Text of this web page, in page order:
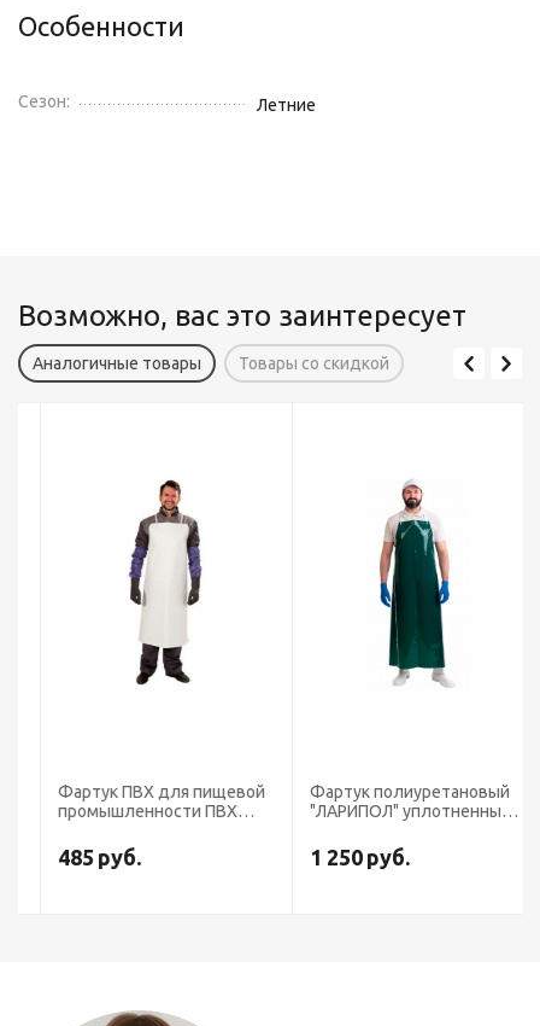
Особенности
Сезон: Летние
Возможно, вас это заинтересует
Аналогичные товары Товары со скидкой
Фартук ПВХ для пищевой
промышленности ПВХ
485руб.
Фартук полиуретановый
"ЛАРИПОЛ" уплотненный
0,3мм,р.90см х 115см
(ФАР013)(х12)
1 250руб.